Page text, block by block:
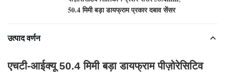
50.4 मिमी बड़ा डायफ्राम प्रकार दबाव सेंसर
उत्पाद वर्णन
एचटी-आईक्यू 50.4 मिमी बड़ा डायफ्राम पीज़ोरेसिटिव